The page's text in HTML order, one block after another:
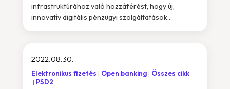
infrastruktúrához való hozzáférést, hogy új,
innovatív digitális pénzügyi szolgáltatások...
2022.08.30.
Elektronikus fizetés Open banking
Összes cikk
PSD2